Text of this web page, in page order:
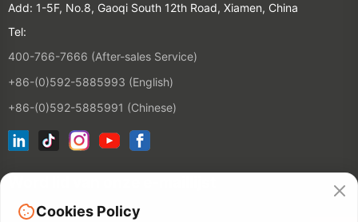
Add: 1-5F, No.8, Gaoqi South 12th Road, Xiamen, China
Tel:
400-766-7666 (After-sales Service)
+86-(0)592-5885993 (English)
+86-(0)592-5885991 (Chinese)
Cookies Policy